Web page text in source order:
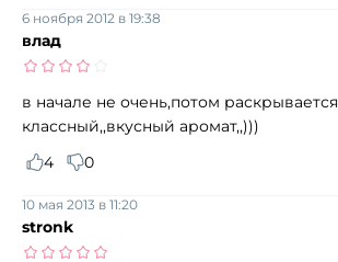
влад
6 ноября 2012 в 19:38
в начале не очень,потом раскрывается
классный,,вкусный аромат,,)))
4
0
stronk
10 мая 2013 в 11:20